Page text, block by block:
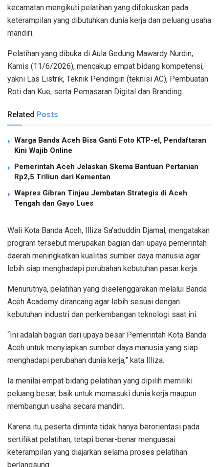
kecamatan mengikuti pelatihan yang difokuskan pada
keterampilan yang dibutuhkan dunia kerja dan peluang usaha
mandiri.
Pelatihan yang dibuka di Aula Gedung Mawardy Nurdin,
Kamis (11/6/2026), mencakup empat bidang kompetensi,
yakni Las Listrik, Teknik Pendingin (teknisi AC), Pembuatan
Roti dan Kue, serta Pemasaran Digital dan Branding.
Related Posts
Warga Banda Aceh Bisa Ganti Foto KTP-el, Pendaftaran
Kini Wajib Online
Pemerintah Aceh Jelaskan Skema Bantuan Pertanian
Rp2,5 Triliun dari Kementan
Wapres Gibran Tinjau Jembatan Strategis di Aceh
Tengah dan Gayo Lues
Wali Kota Banda Aceh, Illiza Sa’aduddin Djamal, mengatakan
program tersebut merupakan bagian dari upaya pemerintah
daerah meningkatkan kualitas sumber daya manusia agar
lebih siap menghadapi perubahan kebutuhan pasar kerja.
Menurutnya, pelatihan yang diselenggarakan melalui Banda
Aceh Academy dirancang agar lebih sesuai dengan
kebutuhan industri dan perkembangan teknologi saat ini.
“Ini adalah bagian dari upaya besar Pemerintah Kota Banda
Aceh untuk menyiapkan sumber daya manusia yang siap
menghadapi perubahan dunia kerja,” kata Illiza.
Ia menilai empat bidang pelatihan yang dipilih memiliki
peluang besar, baik untuk memasuki dunia kerja maupun
membangun usaha secara mandiri.
Karena itu, peserta diminta tidak hanya berorientasi pada
sertifikat pelatihan, tetapi benar-benar menguasai
keterampilan yang diajarkan selama proses pelatihan
berlangsung.